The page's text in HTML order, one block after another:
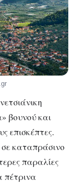
βουνού και
επισκέπτες.
καταπράσινο
παραλίες
πέτρινα